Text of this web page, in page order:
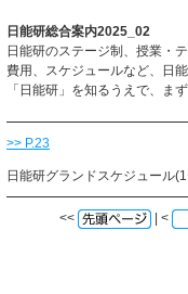
日能研総合案内2025_02
日能研のステージ制、授業・
費用、スケジュールなど、日
「日能研」を知るうえで、ま
>> P.23
日能研グランドスケジュール
<< | <